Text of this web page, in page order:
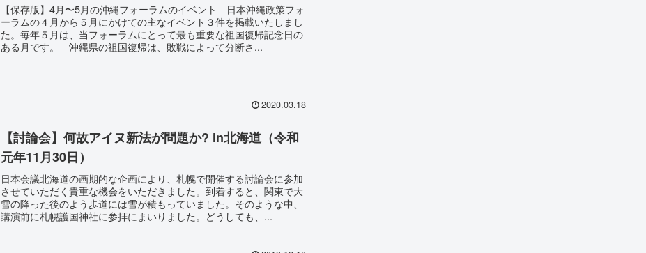
【保存版】4月〜5月の沖縄フォーラムのイベント 日本沖縄政策フォ
ーラムの４月から５月にかけての主なイベント３件を掲載いたしまし
た。毎年５月は、当フォーラムにとって最も重要な祖国復帰記念日の
ある月です。 沖縄県の祖国復帰は、敗戦によって分断さ...
2020.03.18
【討論会】何故アイヌ新法が問題か? in北海道（令和
元年11月30日）
日本会議北海道の画期的な企画により、札幌で開催する討論会に参加
させていただく貴重な機会をいただきました。到着すると、関東で大
雪の降った後のよう歩道には雪が積もっていました。そのような中、
講演前に札幌護国神社に参拝にまいりました。どうしても、...